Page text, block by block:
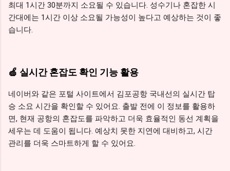
최대 1시간 30분까지 소요될 수 있습니다. 성수기나 혼잡한 시
간대에는 1시간 이상 소요될 가능성이 높다고 예상하는 것이 좋
습니다.
🍏 실시간 혼잡도 확인 기능 활용
네이버와 같은 포털 사이트에서 김포공항 국내선의 실시간 탑
승 소요 시간을 확인할 수 있어요. 출발 전에 이 정보를 활용하
면, 현재 공항의 혼잡도를 파악하고 더욱 효율적인 동선 계획을
세우는 데 도움이 됩니다. 예상치 못한 지연에 대비하고, 시간
관리를 더욱 스마트하게 할 수 있어요.